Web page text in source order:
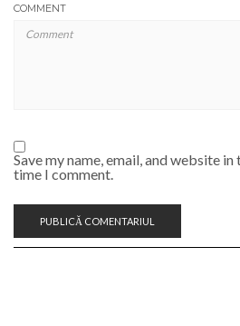
COMMENT
Save my name, email, and website
time I comment.